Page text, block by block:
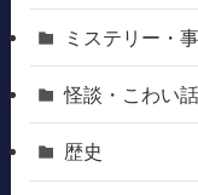
ミステリー・
怪談・こわい話
歴史